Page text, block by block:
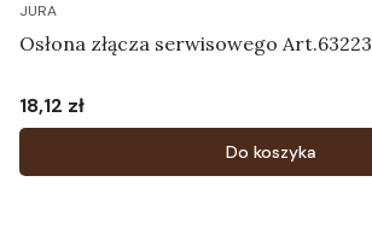
JURA
Osłona złącza serwisowego Art.63223
Cena
18,12 zł
Do koszyka